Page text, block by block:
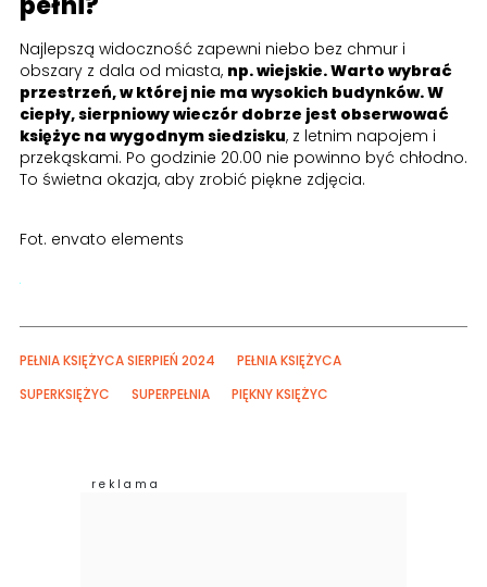
Najlepszą widoczność zapewni niebo bez chmur i
obszary z dala od miasta, np. wiejskie. Warto wybrać
przestrzeń, w której nie ma wysokich budynków. W
ciepły, sierpniowy wieczór dobrze jest obserwować
księżyc na wygodnym siedzisku, z letnim napojem i
przekąskami. Po godzinie 20.00 nie powinno być chłodno.
To świetna okazja, aby zrobić piękne zdjęcia.
Fot. envato elements
PEŁNIA KSIĘŻYCA SIERPIEŃ 2024
PEŁNIA KSIĘŻYCA
SUPERKSIĘŻYC
SUPERPEŁNIA PIĘKNY KSIĘŻYC